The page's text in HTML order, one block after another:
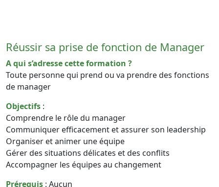
Réussir sa prise de fonction de Manager
A qui s’adresse cette formation ?
Toute personne qui prend ou va prendre des fonctions
de manager
Objectifs :
Comprendre le rôle du manager
Communiquer efficacement et assurer son leadership
Organiser et animer une équipe
Gérer des situations délicates et des conflits
Accompagner les équipes au changement
Prérequis : Aucun